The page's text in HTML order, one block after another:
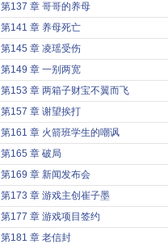
第137 章 哥哥的养母
第141 章 养母死亡
第145 章 凌瑶受伤
第149 章 一别两宽
第153 章 两箱子财宝不翼而飞
第157 章 谢望挨打
第161 章 火箭班学生的嘲讽
第165 章 破局
第169 章 新闻发布会
第173 章 游戏主创崔子墨
第177 章 游戏项目签约
第181 章 老信封